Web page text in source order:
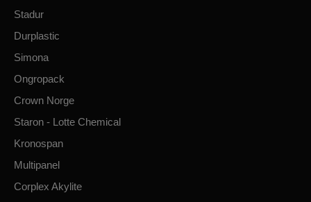
Stadur
Durplastic
Simona
Ongropack
Crown Norge
Staron - Lotte Chemical
Kronospan
Multipanel
Corplex Akylite